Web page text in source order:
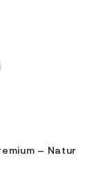
– Natur